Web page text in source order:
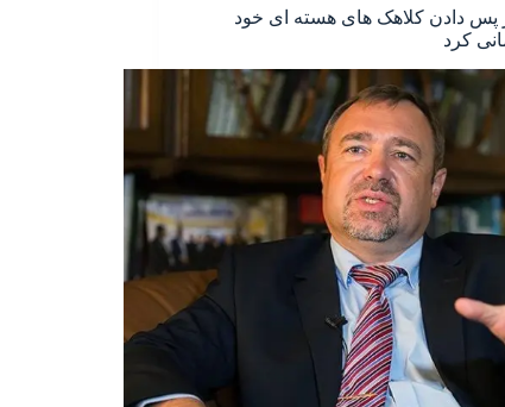
پس دادن کلاهک های هسته ای خود
کرد